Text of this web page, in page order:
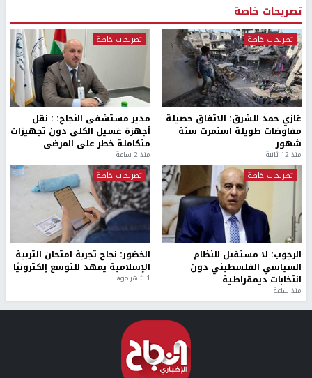
تصريحات خاصة
تصريحات خاصة
غازي حمد للشرق: الاتفاق حصيلة
مفاوضات طويلة استمرت ستة
شهور
منذ 12 ثانية
تصريحات خاصة
مدير مستشفى النجاح: : نقل
أجهزة غسيل الكلى دون تجهيزات
متكاملة خطر على المرضى
منذ 2 ساعة
تصريحات خاصة
الرجوب: لا مستقبل للنظام
السياسي الفلسطيني دون
انتخابات ديمقراطية
منذ ساعة
تصريحات خاصة
الخضور: نجاح تجربة امتحان التربية
الإسلامية يمهد للتوسع إلكترونيًا
1 شهر ago